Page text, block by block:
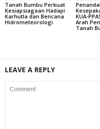
Tanah Bumbu Perkuat
Kesiapsiagaan Hadapi
Karhutla dan Bencana
Hidrometeorologi
KUA-
Arah
Tanah
LEAVE A REPLY